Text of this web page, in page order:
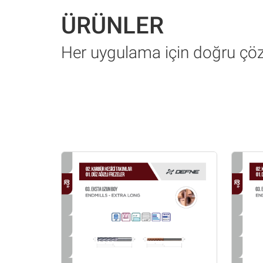
ÜRÜNLER
Her uygulama için doğru